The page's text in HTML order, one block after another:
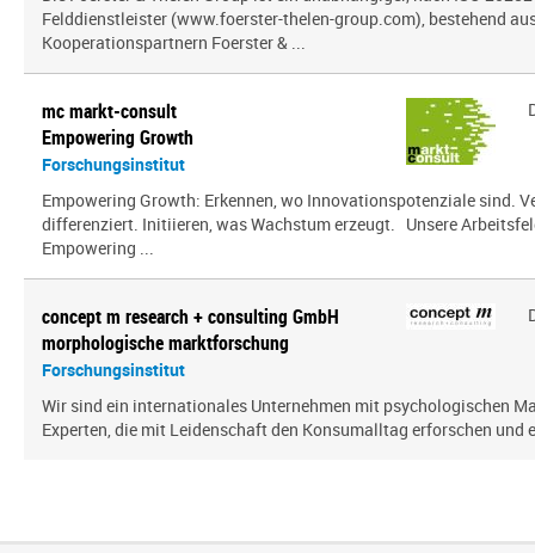
Felddienstleister (www.foerster-thelen-group.com), bestehend
Kooperationspartnern Foerster & ...
mc markt-consult
Empowering Growth
Forschungsinstitut
Empowering Growth: Erkennen, wo Innovationspotenziale sind.
differenziert. Initiieren, was Wachstum erzeugt. Unsere
Empowering ...
concept m research + consulting GmbH
morphologische marktforschung
Forschungsinstitut
Wir sind ein inter­na­tio­nales Unternehmen mit psy­cho­lo­gi­schen
Experten, die mit Leidenschaft den Konsumalltag erfor­schen und